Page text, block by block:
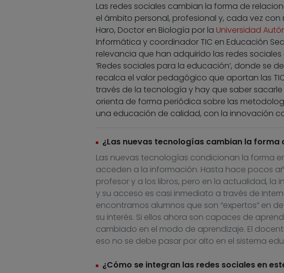
Las redes sociales cambian la forma de
el ámbito personal, profesional y, cada vez
Haro, Doctor en Biología por la Universidad
Informática y coordinador TIC en Educación
relevancia que han adquirido las redes
‘Redes sociales para la educación’, donde se
recalca el valor pedagógico que aportan las
través de la tecnología y hay que saber
orienta de forma periódica sobre las
una educación de calidad, con la innovación
¿Las nuevas tecnologías cambian la forma
Las nuevas tecnologías condicionan la forma
acceden a la información. Hasta hace pocos
profesor y a los libros, pero en la actualidad,
y su acceso es casi inmediato a través de
encontramos alumnos que son “expertos” en
su interés. Si ellos ahora son capaces de
cambiado en el modo de aprendizaje. El
eso no se debe pasar por alto en el sistema
¿Cómo se integran las redes sociales en